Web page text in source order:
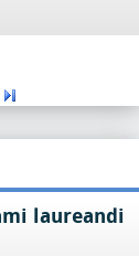
laureandi